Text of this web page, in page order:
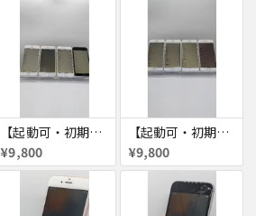
【起動可・初期化済・SIMロック解除済】iPhone6 64GB 4台セット
¥9,800
【起動可・初期化済・SIMロック解除済】iPhone6 64GB 4台セット
¥9,800